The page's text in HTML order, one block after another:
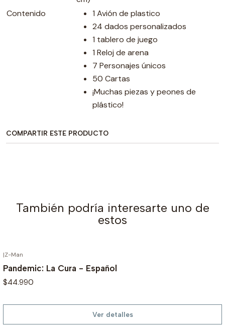
Contenido
1 Avión de plastico
24 dados personalizados
1 tablero de juego
1 Reloj de arena
7 Personajes únicos
50 Cartas
¡Muchas piezas y peones de
plástico!
COMPARTIR ESTE PRODUCTO
También podría interesarte uno de
estos
|Z-Man
Pandemic: La Cura - Español
$44.990
Ver detalles